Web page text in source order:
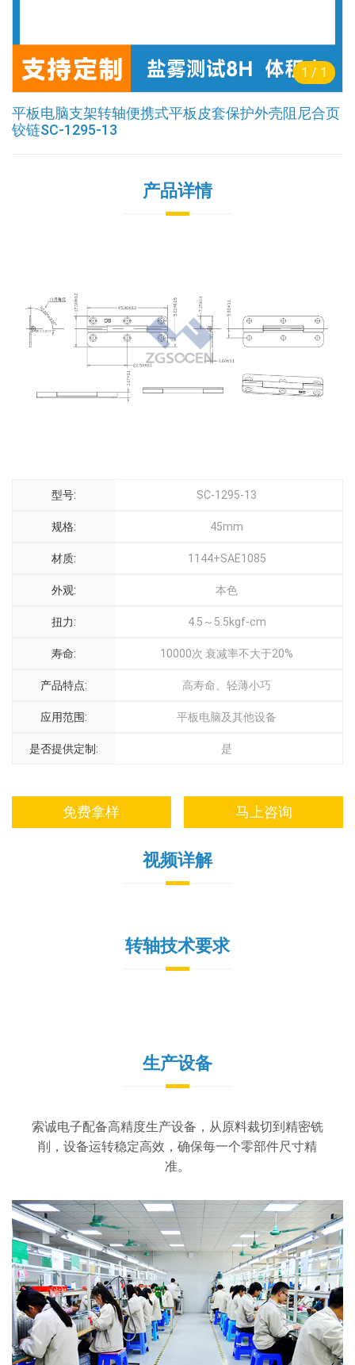
1 / 1
平板电脑支架转轴便携式平板皮套保护外壳阻尼合页
铰链SC-1295-13
产品详情
型号: SC-1295-13
规格: 45mm
材质: 1144+SAE1085
外观: 本色
扭力: 4.5～5.5kgf-cm
寿命: 10000次 衰减率不大于20%
产品特点: 高寿命、轻薄小巧
应用范围: 平板电脑及其他设备
是否提供定制: 是
免费拿样 马上咨询
视频详解
转轴技术要求
生产设备
索诚电子配备高精度生产设备，从原料裁切到精密铣
削，设备运转稳定高效，确保每一个零部件尺寸精
准。